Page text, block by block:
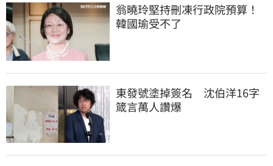
翁曉玲堅持刪凍行政院預算！
韓國瑜受不了
東發號塗掉簽名　沈伯洋16字
箴言萬人讚爆